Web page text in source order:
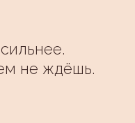
не ждёшь.